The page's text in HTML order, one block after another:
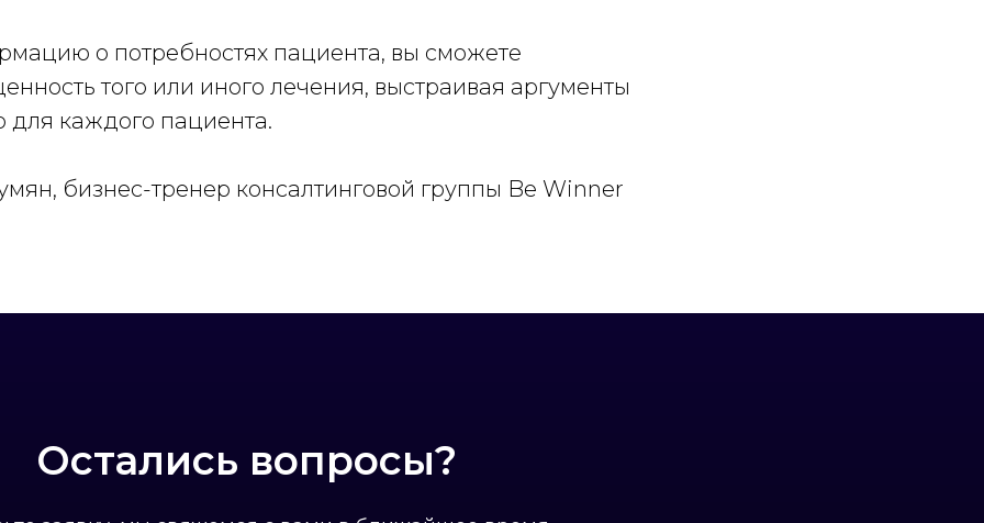
о потребностях пациента, вы сможете
того или иного лечения, выстраивая аргументы
для каждого пациента.
бизнес-тренер консалтинговой группы Be Winner
Остались вопросы?